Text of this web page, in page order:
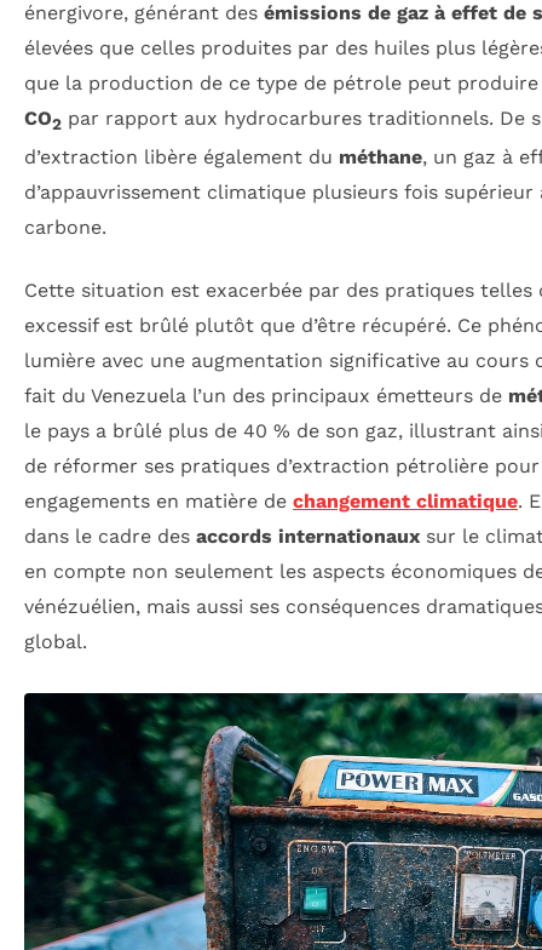
énergivore, générant des émissions de gaz à effet de
élevées que celles produites par des huiles plus
que la production de ce type de pétrole peut produire
CO2 par rapport aux hydrocarbures traditionnels. De
d’extraction libère également du méthane, un gaz à
d’appauvrissement climatique plusieurs fois
carbone.
Cette situation est exacerbée par des pratiques
excessif est brûlé plutôt que d’être récupéré. Ce
lumière avec une augmentation significative au cours
fait du Venezuela l’un des principaux émetteurs de
le pays a brûlé plus de 40 % de son gaz, illustrant
de réformer ses pratiques d’extraction pétrolière
engagements en matière de changement climatique.
dans le cadre des accords internationaux sur le
en compte non seulement les aspects économiques
vénézuélien, mais aussi ses conséquences
global.